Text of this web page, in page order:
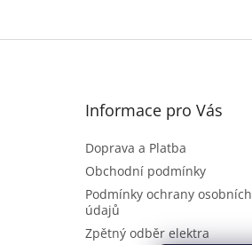
Informace pro Vás
Doprava a Platba
Obchodní podmínky
Podmínky ochrany osobních
údajů
Zpětný odběr elektra